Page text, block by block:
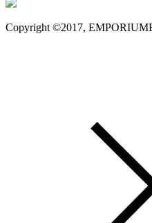
Copyright ©2017,